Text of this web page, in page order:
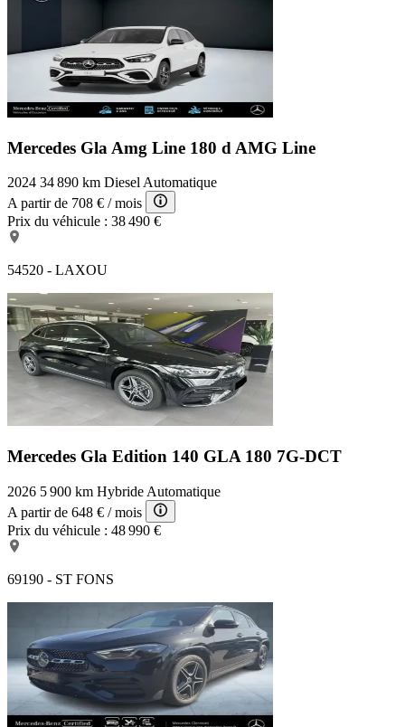
Mercedes Gla Amg Line 180 d AMG Line
2024 34 890 km Diesel Automatique
A partir de 708 € / mois
Prix du véhicule : 38 490 €
54520 - LAXOU
Mercedes Gla Edition 140 GLA 180 7G-DCT
2026 5 900 km Hybride Automatique
A partir de 648 € / mois
Prix du véhicule : 48 990 €
69190 - ST FONS